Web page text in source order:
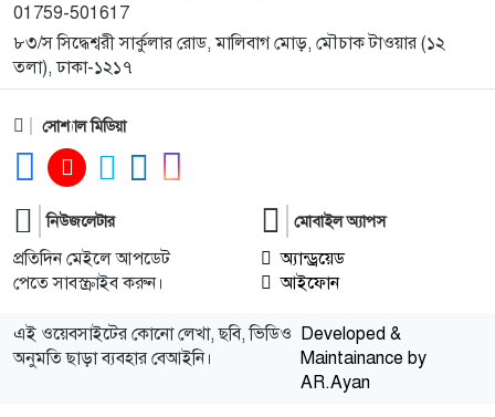
01759-501617
৮৩/স সিদ্ধেশ্বরী সার্কুলার রোড, মালিবাগ মোড়, মৌচাক টাওয়ার (১২
তলা), ঢাকা-১২১৭
সোশ্যাল মিডিয়া
নিউজলেটার
প্রতিদিন মেইলে আপডেট
পেতে সাবস্ক্রাইব করুন।
মোবাইল অ্যাপস
অ্যান্ড্রয়েড
আইফোন
এই ওয়েবসাইটের কোনো লেখা, ছবি, ভিডিও
অনুমতি ছাড়া ব্যবহার বেআইনি।
Developed &
Maintainance by
AR.Ayan